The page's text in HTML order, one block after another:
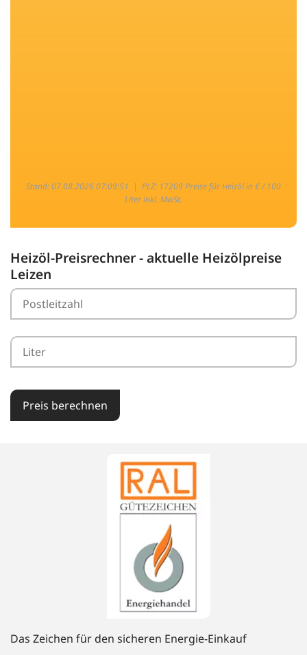
Stand: 07.08.2026 07:09:51 | PLZ: 17209 Preise für Heizöl in € / 100
Liter inkl. MwSt.
Heizöl-Preisrechner - aktuelle Heizölpreise
Leizen
Preis berechnen
Das Zeichen für den sicheren Energie-Einkauf